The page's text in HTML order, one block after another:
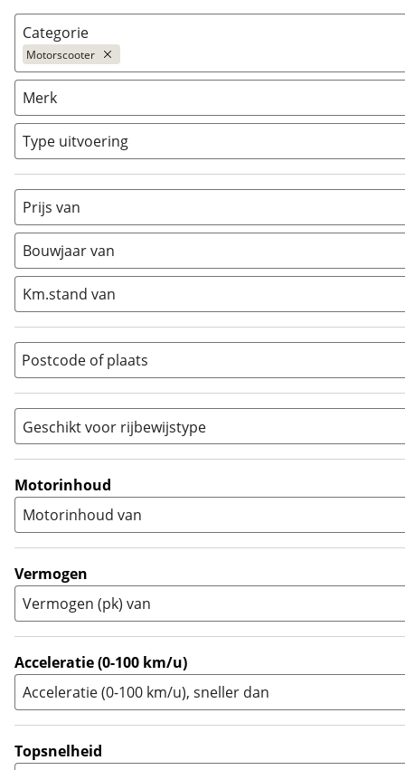
Categorie
Motorscooter
AllRoad
Chopper (8)
Classic (1)
Crosser (19)
Cruiser (0)
Enduro
Motorscooter (11)
Naked (40)
Overig (9)
Quad (0)
Racer ( 0)
Rally (0)
Sport
Sport Touring (6)
Supersport (13)
Tourer (8)
Touring Enduro (0)
Trial (0
Zijspan (0)
Merk
Type uitvoering
Prijs van
Bouwjaar van
Km.stand van
Postcode of plaats
Geschikt voor rijbewijstype
A (1)
A1 (2)
(
Motorinhoud
Motorinhoud van
Vermogen
Vermogen (pk) van
Acceleratie (0-100 km/u)
Acceleratie (0-100 km/u), sneller dan
Topsnelheid